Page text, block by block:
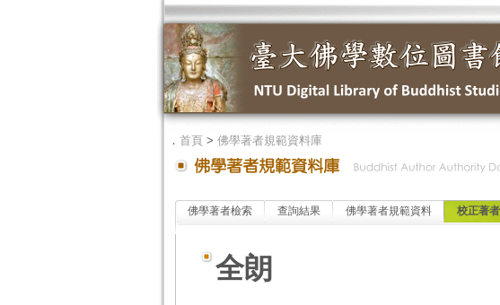
． 首頁> 佛學著者規範資料庫
佛學著者檢索 查詢結果 佛學著者規範資料 校正著
全朗